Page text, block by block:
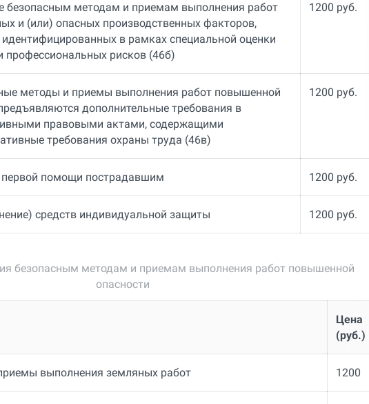
безопасным методам и приемам выполнения работ
и (или) опасных производственных факторов,
идентифицированных в рамках специальной оценки
профессиональных рисков (46б)
1200 руб.
методы и приемы выполнения работ повышенной
дополнительные требования в
правовыми актами, содержащими
требования охраны труда (46в)
1200 руб.
помощи пострадавшим 1200 руб.
средств индивидуальной защиты 1200 руб.
безопасным методам и приемам выполнения работ повышенной
опасности
Цена
(руб.)
выполнения земляных работ 1200